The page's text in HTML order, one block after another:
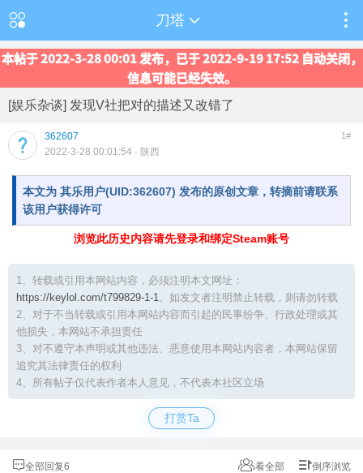
刀塔
本帖于 2022-3-28 00:01 发布，已于 2022-9-19 17:52 自动关闭，
信息可能已经失效。
[娱乐杂谈] 发现V社把对的描述又改错了
362607 1#
2022-3-28 00:01:54 · 陕西
本文为 其乐用户(UID:362607) 发布的原创文章，转摘前请联系
该用户获得许可
浏览此历史内容请先登录和绑定Steam账号
1、转载或引用本网站内容，必须注明本文网址：
https://keylol.com/t799829-1-1。如发文者注明禁止转载，则请勿转载
2、对于不当转载或引用本网站内容而引起的民事纷争、行政处理或其
他损失，本网站不承担责任
3、对不遵守本声明或其他违法、恶意使用本网站内容者，本网站保留
追究其法律责任的权利
4、所有帖子仅代表作者本人意见，不代表本社区立场
打赏Ta
全部回复6 看全部 倒序浏览